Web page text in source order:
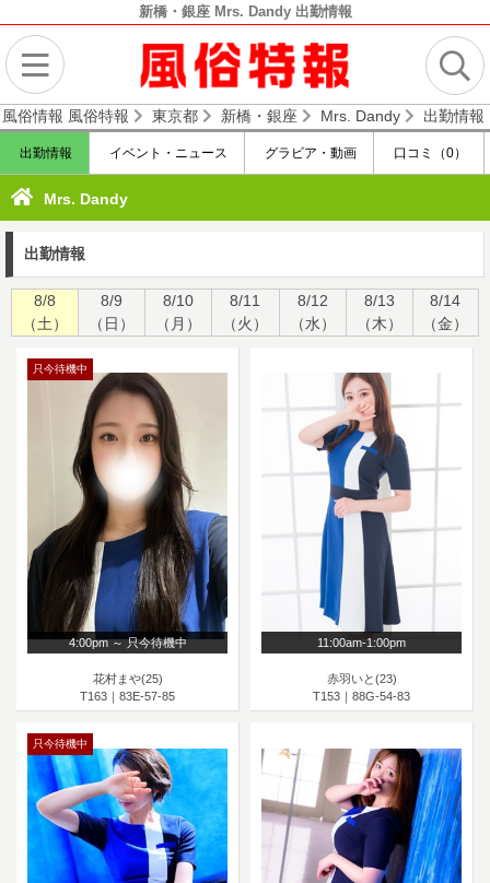
新橋・銀座 Mrs. Dandy 出勤情報
俗情報 風俗特報 東京都 新橋・銀座 Mrs. Dandy 出勤情報
出勤情報 イベント・ニュース グラビア・動画 口コミ（0）
Mrs. Dandy
出勤情報
8/8
（土）
8/9
（日）
8/10
（月）
8/11
（火）
8/12
（水）
8/13
（木）
8/14
（金）
只今待機中
4:00pm ～ 只今待機中
花村まや(25)
T163｜83E-57-85
11:00am-1:00pm
赤羽いと(23)
T153｜88G-54-83
只今待機中